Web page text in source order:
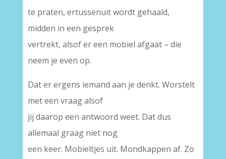
te praten, ertussenuit wordt gehaald,
midden in een gesprek
vertrekt, alsof er een mobiel afgaat – die
neem je even op.
Dat er ergens iemand aan je denkt. Worstelt
met een vraag alsof
jij daarop een antwoord weet. Dat dus
allemaal graag niet nog
een keer. Mobieltjes uit. Mondkappen af. Zo